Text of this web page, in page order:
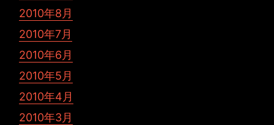
2010年8月
2010年7月
2010年6月
2010年5月
2010年4月
2010年3月